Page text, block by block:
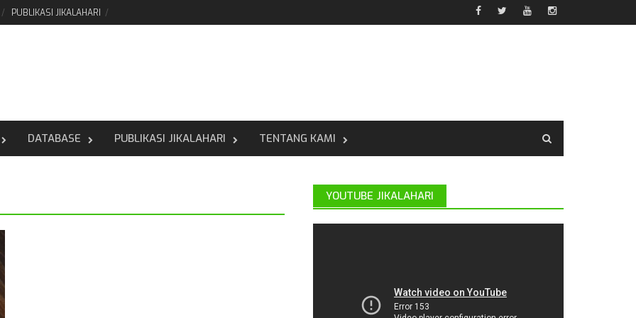
PUBLIKASI JIKALAHARI
DATABASE PUBLIKASI JIKALAHARI TENTANG KAMI
YOUTUBE JIKALAHARI